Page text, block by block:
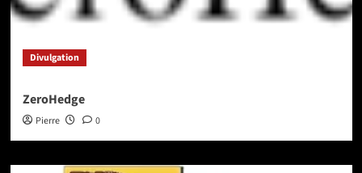
Divulgation
ZeroHedge
Pierre 0